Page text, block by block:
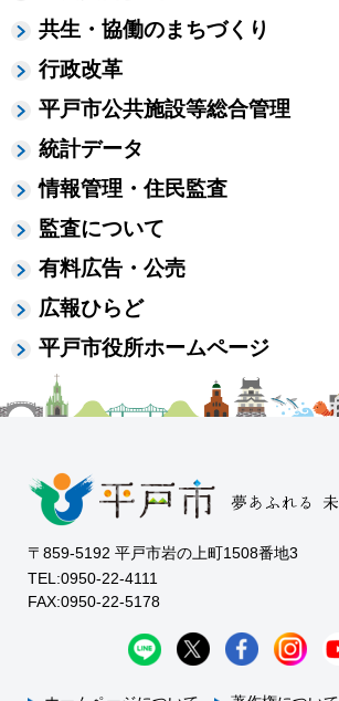
共生・協働のまちづくり
行政改革
平戸市公共施設等総合管理
統計データ
情報管理・住民監査
監査について
有料広告・公売
広報ひらど
平戸市役所ホームページ
〒859-5192 平戸市岩の上町1508番地3
TEL:0950-22-4111
FAX:0950-22-5178